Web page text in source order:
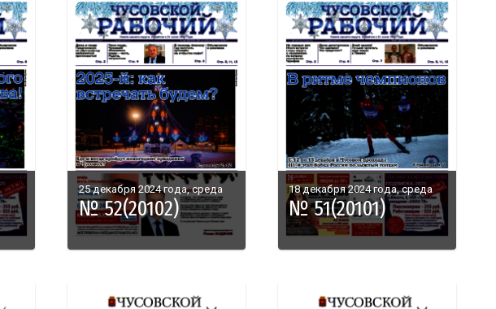
25 декабря 2024 года, среда
№ 52(20102)
18 декабря 2024 года, среда
№ 51(20101)